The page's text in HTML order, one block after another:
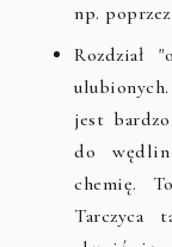
np.
Rozdział
jest
do
chemię.
Tarczyca